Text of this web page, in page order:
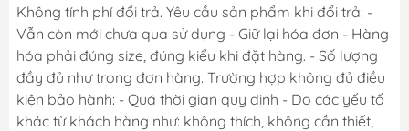
Không tính phí đổi trả. Yêu cầu sản phẩm khi đổi trả: -
Vẫn còn mới chưa qua sử dụng - Giữ lại hóa đơn - Hàng
hóa phải đúng size, đúng kiểu khi đặt hàng. - Số lượng
đầy đủ như trong đơn hàng. Trường hợp không đủ điều
kiện bảo hành: - Quá thời gian quy định - Do các yếu tố
khác từ khách hàng như: không thích, không cần thiết,